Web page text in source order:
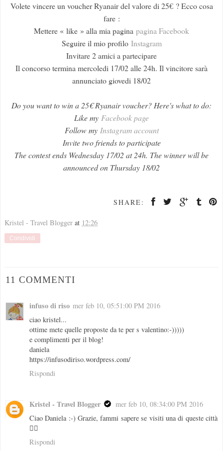
Volete vincere un voucher Ryanair del valore di 25€ ?Ecco cosa
fare :
Mettere « like » alla mia pagina pagina Facebook
Seguire il mio profilo Instagram
Invitare 2 amici a partecipare
Il concorso termina mercoledi 17/02 alle 24h. Il vincitore sarà
annunciato giovedi 18/02
Do you want to win a 25€ Ryanair voucher? Here's what to do:
Like my Facebook page
Follow my Instagram account
Invite two friends to participate
The contest ends Wednesday 17/02 at 24h. The winner will be
announced on Thursday 18/02
SHARE:
Kristel - Travel Blogger at 12:26
Condividi
11 COMMENTI
infuso di riso mer feb 10, 05:51:00 PM 2016
ciao kristel...
ottime mete quelle proposte da te per s valentino:-)))))
e complimenti per il blog!
daniela
https://infusodiriso.wordpress.com/
Rispondi
Kristel - Travel Blogger
mer feb 10, 08:34:00 PM 2016
Ciao Daniela :-) Grazie, fammi sapere se visiti una di queste città
👍🏻
Rispondi